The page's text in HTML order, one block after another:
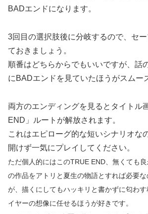
BADエンドになります。
3回目の選択肢後に分岐するので、セ
ておきましょう。
順番はどちらからでもいいですが、話
にBADエンドを見ていたほうがスムー
両方のエンディングを見るとタイトル
END」ルートが解放されます。
これはエピローグ的な短いシナリオな
開けず一気にプレイしてください。
ただ個人的にはこのTRUE END、無くても
の作品をアトリと夏生の物語とすれば必要
が、描くにしてもハッキリと書かずに匂わ
イヤーの想像に任せるほうが好きです。